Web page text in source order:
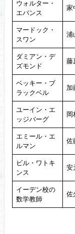
ウォルター・
エバンス
家
マードック・
スワン
浦
ダミアン・デ
ズモンド
藤
ベッキー・ブ
ラックベル
加
ユーイン・エ
ッジバーグ
岡
エミール・エ
ルマン
佐
ビル・ワトキ
ンス
安
イーデン校の
数学教師
佐